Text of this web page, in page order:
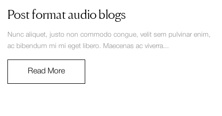
Post format audio blogs
Nunc aliquet, justo non commodo congue, velit sem pulvinar enim,
ac bibendum mi mi eget libero. Maecenas ac viverra...
Read More